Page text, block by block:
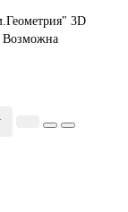
3D
Возможна